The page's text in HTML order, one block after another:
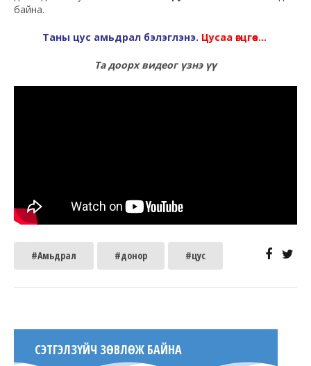
байна.
Таны цус амьдрал бэлэглэнэ. Цусаа өгцгөөе...
Та доорх видеог үзнэ үү
#Амьдрал #донор #цус
СЭТГЭЛЗҮЙЧ ЗӨВЛӨЖ БАЙНА